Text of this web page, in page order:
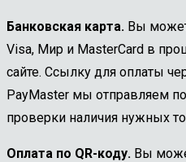
Банковская карта. Вы
Visa, Мир и MasterCard в
сайте. Ссылку для оплаты
PayMaster мы отправляем
проверки наличия нужных
Оплата по QR-коду. Вы